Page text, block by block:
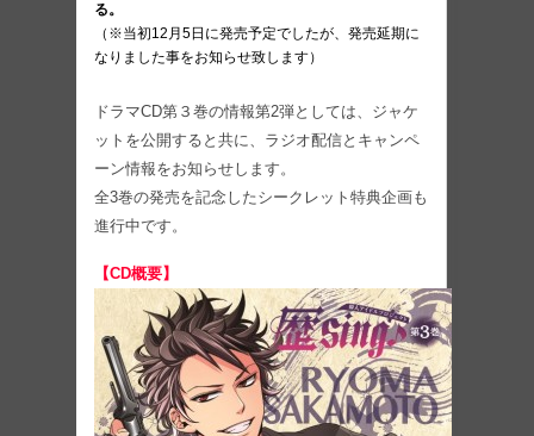
る。
（※当初12月5日に発売予定でしたが、発売延期に
なりました事をお知らせ致します）
ドラマCD第３巻の情報第2弾としては、ジャケ
ットを公開すると共に、ラジオ配信とキャンペ
ーン情報をお知らせします。
全3巻の発売を記念したシークレット特典企画も
進行中です。
【CD概要】